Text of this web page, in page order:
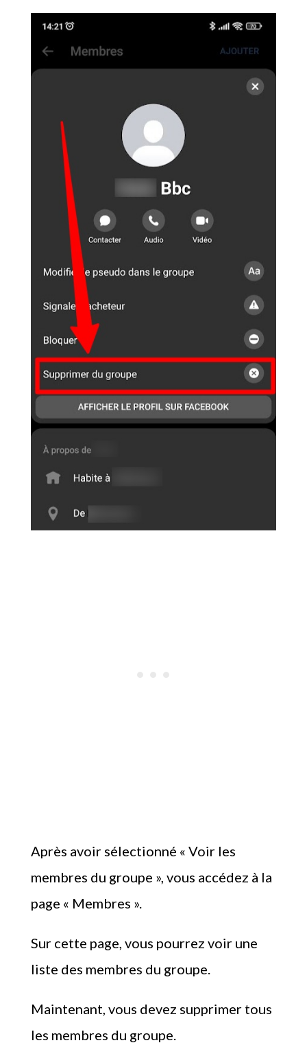
Après avoir sélectionné « Voir les
membres du groupe », vous accédez à la
page « Membres ».
Sur cette page, vous pourrez voir une
liste des membres du groupe.
Maintenant, vous devez supprimer tous
les membres du groupe.